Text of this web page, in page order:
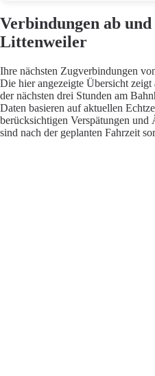
Verbindungen ab
Littenweiler
Ihre nächsten Zugverbindungen
Die hier angezeigte Übersicht
der nächsten drei Stunden am
Daten basieren auf aktuellen
berücksichtigen Verspätungen
sind nach der geplanten Fahrzeit